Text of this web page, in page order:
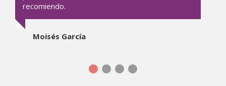
recomiendo.
Moisés García